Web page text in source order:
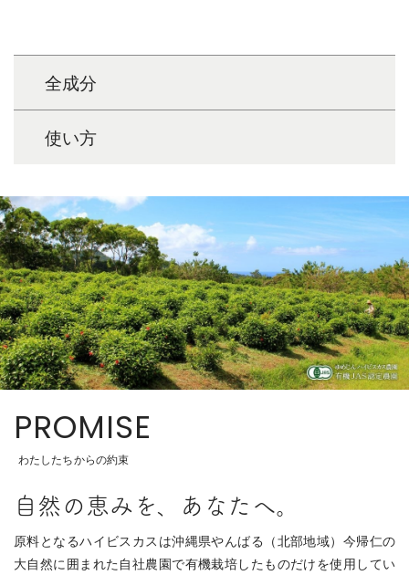
全成分
使い方
PROMISE
わたしたちからの約束
自然の恵みを、あなたへ。
原料となるハイビスカスは沖縄県やんばる（北部地域）今帰仁の
大自然に囲まれた自社農園で有機栽培したものだけを使用してい